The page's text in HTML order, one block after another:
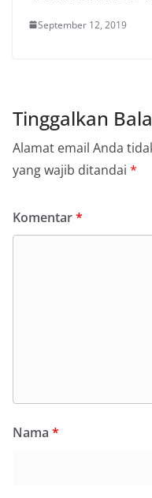
September 12, 2019
Tinggalkan
Alamat email Anda
yang wajib ditandai *
Komentar*
Nama *